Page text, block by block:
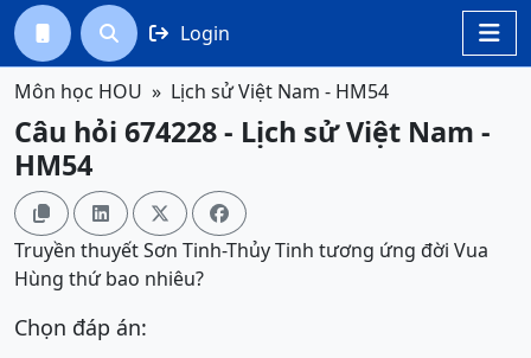

  Login
Môn học HOU Lịch sử Việt Nam - HM54
Câu hỏi 674228 - Lịch sử Việt Nam -
HM54
   
Truyền thuyết Sơn Tinh-Thủy Tinh tương ứng đời Vua
Hùng thứ bao nhiêu?
Chọn đáp án: